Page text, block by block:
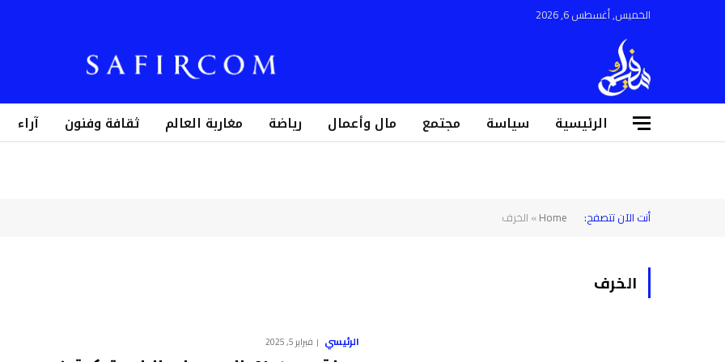
الخميس, أغسطس 6, 2026
الرئيسية سياسة مجتمع مال وأعمال رياضة مغاربة العالم ثقافة وفنون آراء
أنت الآن تتصفح: Home
» الخرف
الخرف
الرئيسي فبراير 5, 2025